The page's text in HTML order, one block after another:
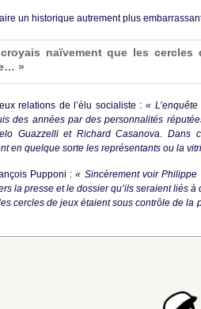
un historique autrement plus
naïvement que les
»
relations de l’élu socialiste : «
des années par des personnalités
Guazzelli et Richard Casanova. Dans
en quelque sorte les représentants ou la
Pupponi : « Sincèrement voir
la presse et le dossier qu’ils seraient liés
cercles de jeux étaient sous contrôle de